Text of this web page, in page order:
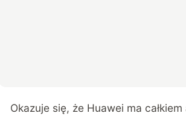
Okazuje się, że Huawei ma